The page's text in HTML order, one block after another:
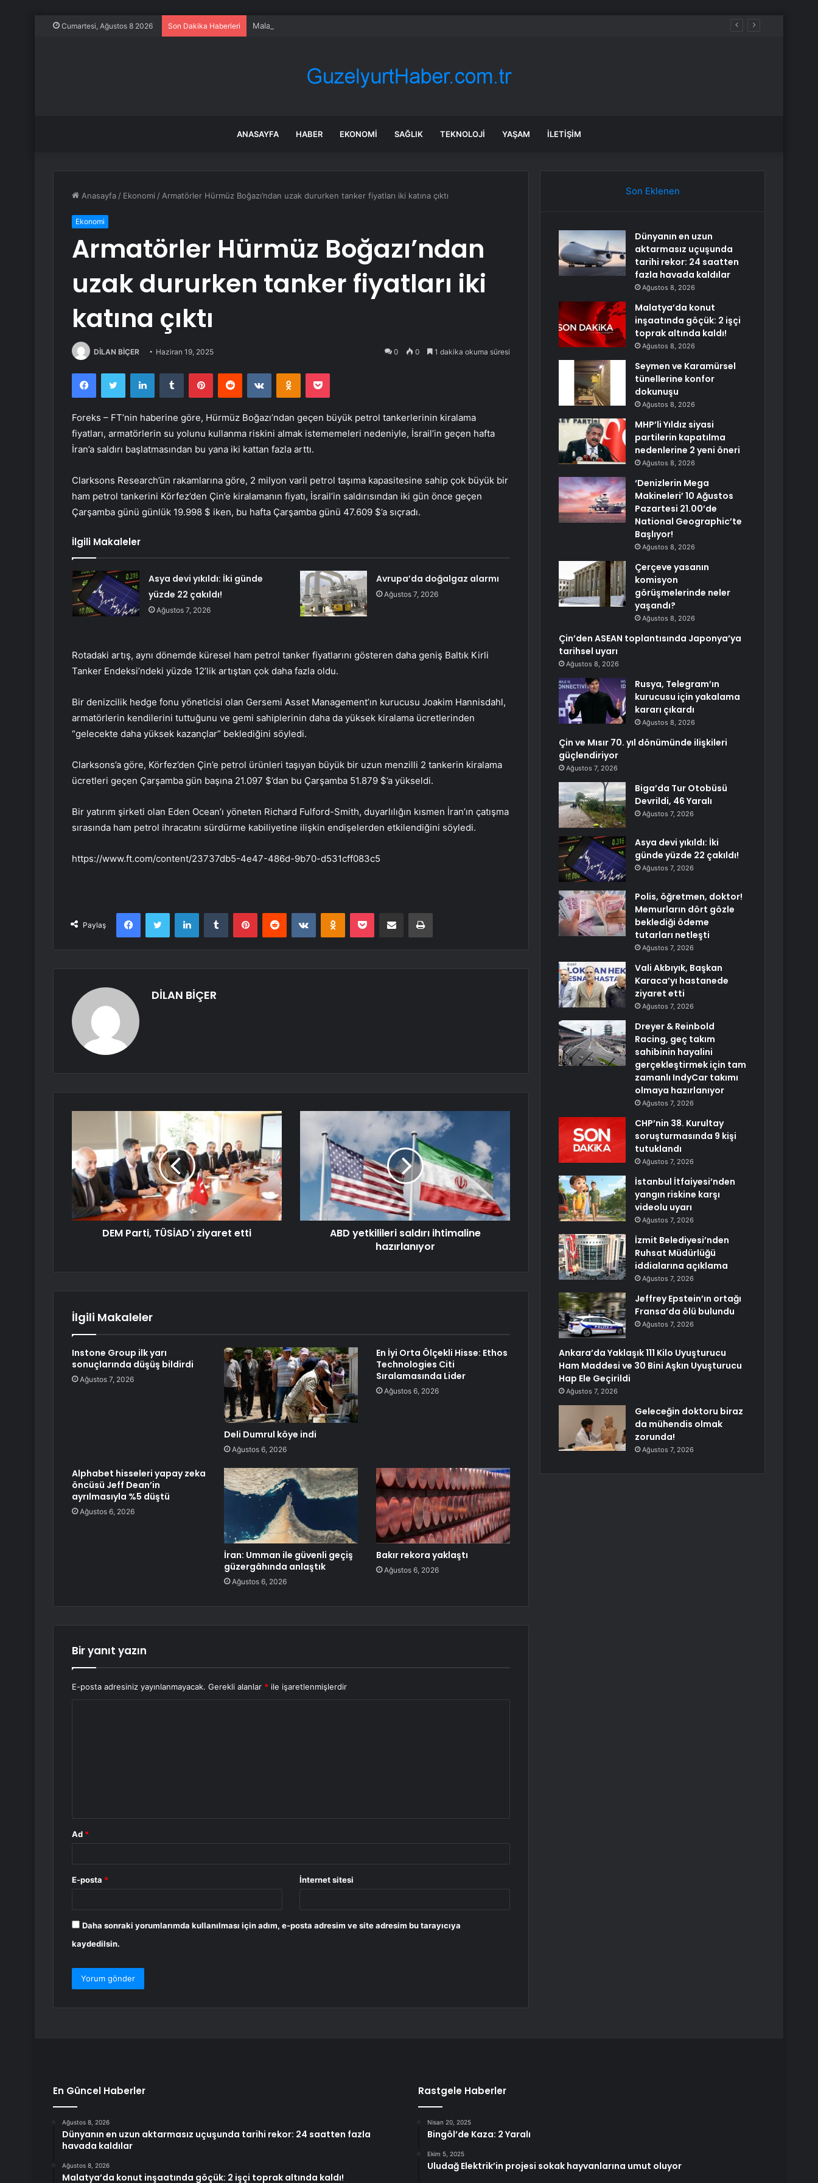
Cumartesi, Ağustos 8 2026 Son Dakika Haberleri Malatya’da konut inşaatında göçük: 2 işçi toprak altında kaldı!
ANASAYFA HABER EKONOMI SAĞLIK TEKNOLOJI YAŞAM İLETIŞIM
Anasayfa / Ekonomi / Armatörler Hürmüz Boğazı’ndan uzak dururken tanker fiyatları iki katına çıktı
Ekonomi
Armatörler Hürmüz Boğazı’ndan
uzak dururken tanker fiyatları iki
katına çıktı
DİLAN BİÇER Haziran 19, 2025 0 0 1 dakika okuma süresi
FacebookTwitter LinkedInTumblr PinterestReddit VKontakteOdnoklassniki
Pocket
Foreks – FT’nin haberine göre, Hürmüz Boğazı’ndan geçen büyük petrol tankerlerinin kiralama
fiyatları, armatörlerin su yolunu kullanma riskini almak istememeleri nedeniyle, İsrail’in geçen hafta
İran’a saldırı başlatmasından bu yana iki kattan fazla arttı.
Clarksons Research’ün rakamlarına göre, 2 milyon varil petrol taşıma kapasitesine sahip çok büyük bir
ham petrol tankerini Körfez’den Çin’e kiralamanın fiyatı, İsrail’in saldırısından iki gün önce geçen
Çarşamba günü günlük 19.998 $ iken, bu hafta Çarşamba günü 47.609 $’a sıçradı.
İlgili Makaleler
Asya devi yıkıldı: İki günde
yüzde 22 çakıldı!
Ağustos 7, 2026
Avrupa’da doğalgaz alarmı
Ağustos 7, 2026
Rotadaki artış, aynı dönemde küresel ham petrol tanker fiyatlarını gösteren daha geniş Baltık Kirli
Tanker Endeksi’ndeki yüzde 12’lik artıştan çok daha fazla oldu.
Bir denizcilik hedge fonu yöneticisi olan Gersemi Asset Management’ın kurucusu Joakim Hannisdahl,
armatörlerin kendilerini tuttuğunu ve gemi sahiplerinin daha da yüksek kiralama ücretlerinden
“gelecekte daha yüksek kazançlar” beklediğini söyledi.
Clarksons’a göre, Körfez’den Çin’e petrol ürünleri taşıyan büyük bir uzun menzilli 2 tankerin kiralama
ücretleri geçen Çarşamba gün başına 21.097 $’dan bu Çarşamba 51.879 $’a yükseldi.
Bir yatırım şirketi olan Eden Ocean’ı yöneten Richard Fulford-Smith, duyarlılığın kısmen İran’ın çatışma
sırasında ham petrol ihracatını sürdürme kabiliyetine ilişkin endişelerden etkilendiğini söyledi.
https://www.ft.com/content/23737db5-4e47-486d-9b70-d531cff083c5
Paylaş
FacebookTwitter LinkedInTumblr PinterestReddit VKontakteOdnoklassniki
Pocket E-Posta ile paylaş Yazdır
DİLAN BİÇER
DEM Parti, TÜSİAD'ı ziyaret etti
ABD yetkilileri saldırı ihtimaline
hazırlanıyor
İlgili Makaleler
Instone Group ilk yarı
sonuçlarında düşüş bildirdi
Ağustos 7, 2026
Deli Dumrul köye indi
Ağustos 6, 2026
En İyi Orta Ölçekli Hisse: Ethos
Technologies Citi
Sıralamasında Lider
Ağustos 6, 2026
Alphabet hisseleri yapay zeka
öncüsü Jeff Dean’in
ayrılmasıyla %5 düştü
Ağustos 6, 2026
İran: Umman ile güvenli geçiş
güzergâhında anlaştık
Ağustos 6, 2026
Bakır rekora yaklaştı
Ağustos 6, 2026
Bir yanıt yazın
E-posta adresiniz yayınlanmayacak. Gerekli alanlar * ile işaretlenmişlerdir
Ad *
E-posta * İnternet sitesi
Daha sonraki yorumlarımda kullanılması için adım, e-posta adresim ve site adresim bu tarayıcıya
kaydedilsin.
Son Eklenen
Dünyanın en uzun
aktarmasız uçuşunda
tarihi rekor: 24 saatten
fazla havada kaldılar
Ağustos 8, 2026
Malatya’da konut
inşaatında göçük: 2 işçi
toprak altında kaldı!
Ağustos 8, 2026
Seymen ve Karamürsel
tünellerine konfor
dokunuşu
Ağustos 8, 2026
MHP’li Yıldız siyasi
partilerin kapatılma
nedenlerine 2 yeni öneri
Ağustos 8, 2026
‘Denizlerin Mega
Makineleri’ 10 Ağustos
Pazartesi 21.00’de
National Geographic’te
Başlıyor!
Ağustos 8, 2026
Çerçeve yasanın
komisyon
görüşmelerinde neler
yaşandı?
Ağustos 8, 2026
Çin’den ASEAN toplantısında Japonya’ya
tarihsel uyarı
Ağustos 8, 2026
Rusya, Telegram’ın
kurucusu için yakalama
kararı çıkardı
Ağustos 8, 2026
Çin ve Mısır 70. yıl dönümünde ilişkileri
güçlendiriyor
Ağustos 7, 2026
Biga’da Tur Otobüsü
Devrildi, 46 Yaralı
Ağustos 7, 2026
Asya devi yıkıldı: İki
günde yüzde 22 çakıldı!
Ağustos 7, 2026
Polis, öğretmen, doktor!
Memurların dört gözle
beklediği ödeme
tutarları netleşti
Ağustos 7, 2026
Vali Akbıyık, Başkan
Karaca’yı hastanede
ziyaret etti
Ağustos 7, 2026
Dreyer & Reinbold
Racing, geç takım
sahibinin hayalini
gerçekleştirmek için tam
zamanlı IndyCar takımı
olmaya hazırlanıyor
Ağustos 7, 2026
CHP’nin 38. Kurultay
soruşturmasında 9 kişi
tutuklandı
Ağustos 7, 2026
İstanbul İtfaiyesi’nden
yangın riskine karşı
videolu uyarı
Ağustos 7, 2026
İzmit Belediyesi’nden
Ruhsat Müdürlüğü
iddialarına açıklama
Ağustos 7, 2026
Jeffrey Epstein’ın ortağı
Fransa’da ölü bulundu
Ağustos 7, 2026
Ankara’da Yaklaşık 111 Kilo Uyuşturucu
Ham Maddesi ve 30 Bini Aşkın Uyuşturucu
Hap Ele Geçirildi
Ağustos 7, 2026
Geleceğin doktoru biraz
da mühendis olmak
zorunda!
Ağustos 7, 2026
En Güncel Haberler
Ağustos 8, 2026
Dünyanın en uzun aktarmasız uçuşunda tarihi rekor: 24 saatten fazla
havada kaldılar
Ağustos 8, 2026
Malatya’da konut inşaatında göçük: 2 işçi toprak altında kaldı!
Rastgele Haberler
Nisan 20, 2025
Bingöl’de Kaza: 2 Yaralı
Ekim 5, 2025
Uludağ Elektrik’in projesi sokak hayvanlarına umut oluyor